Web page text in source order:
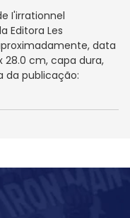
I'irrationnel
Editora Les
data
28.0 cm, capa dura,
da publicação: